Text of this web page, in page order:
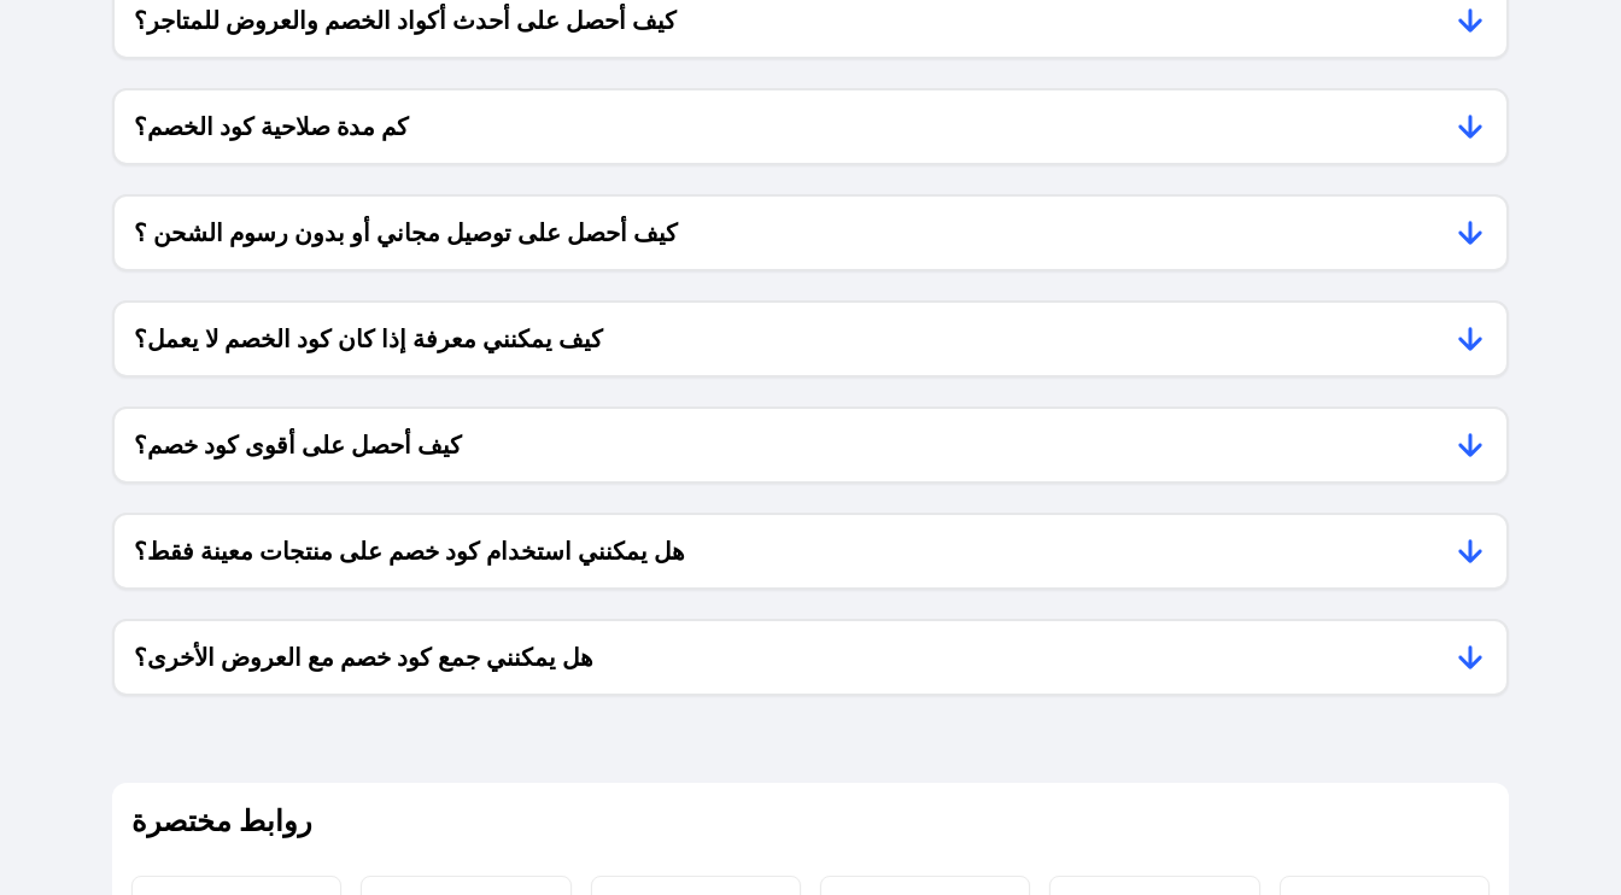
كيف أحصل على أحدث أكواد الخصم والعروض للمتاجر؟
كم مدة صلاحية كود الخصم؟
كيف أحصل على توصيل مجاني أو بدون رسوم الشحن ؟
كيف يمكنني معرفة إذا كان كود الخصم لا يعمل؟
كيف أحصل على أقوى كود خصم؟
هل يمكنني استخدام كود خصم على منتجات معينة فقط؟
هل يمكنني جمع كود خصم مع العروض الأخرى؟
روابط مختصرة